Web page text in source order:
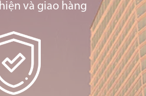
và giao hàng